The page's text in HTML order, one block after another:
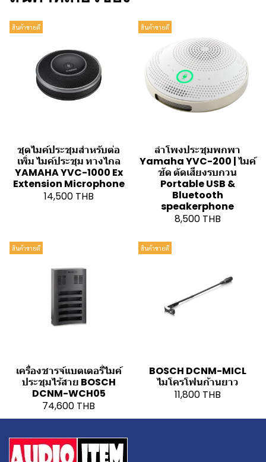
สินค้าขายดี
ชุดไมค์ประชุมสำหรับต่อ
เพิ่ม ไมค์ประชุม ทางไกล
YAMAHA YVC-1000 Ex
Extension Microphone
14,500 THB
สินค้าขายดี
ลำโพงประชุมพกพา
Yamaha YVC-200 | ไมค์
ชัด ตัดเสียงรบกวน
Portable USB &
Bluetooth
speakerphone
8,500 THB
สินค้าขายดี
เครื่องชารจ์แบตเตอรี่ไมค์
ประชุมไร้สาย BOSCH
DCNM-WCH05
74,600 THB
สินค้าขายดี
BOSCH DCNM-MICL
ไมโครโฟนก้านยาว
11,800 THB